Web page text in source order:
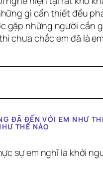
gì cần thiết đều
gặp những người cần
chưa chắc em đã là
ĐÃ ĐẾN VỚI EM NHƯ
THẾ NÀO
sự em nghĩ là khởi